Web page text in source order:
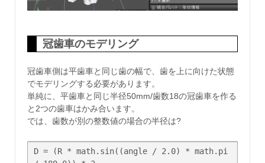
冠歯車のモデリング
冠歯車側は平歯車と同じ歯の幅で、歯を上に向けた状態
でモデリングする必要があります。
単純に、平歯車と同じ半径50mm/歯数18の冠歯車を作る
と2つの歯車はかみ合います。
では、歯数が別の整数値の場合の半径は?
D = (R * math.sin((angle / 2.0) * math.pi